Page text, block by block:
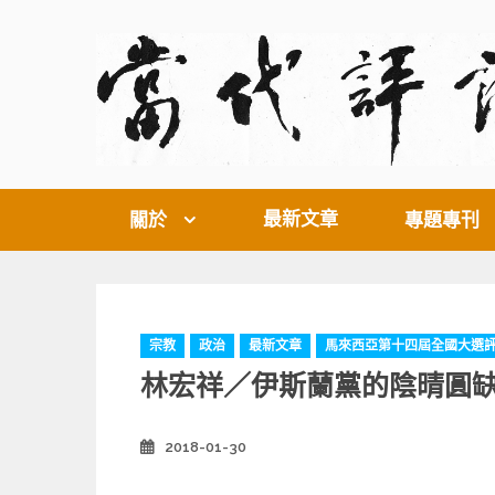
關於 最新文章 專題專刊
C
a
t
o
宗教 政治 最新文章 馬來西亞第十四屆全國大選
林宏祥／伊斯蘭黨的陰晴圓
2018-01-30